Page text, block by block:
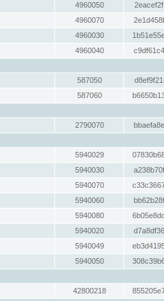
4960050
4960070
4960030
4960040
587050
587060
2790070
5940029
5940030
5940070
5940060
5940080
5940020
5940049
5940050
42800218